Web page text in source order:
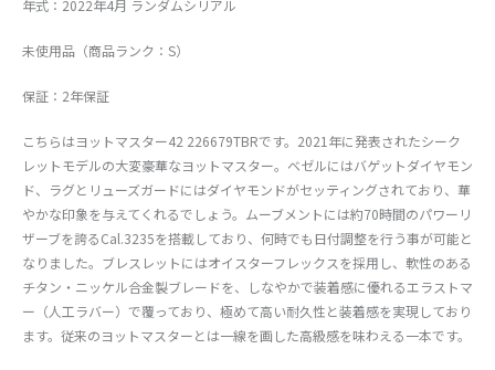
年式：2022年4月 ランダムシリアル
未使用品（商品ランク：S）
保証：2年保証
こちらはヨットマスター42 226679TBRです。2021年に発表されたシーク
レットモデルの大変豪華なヨットマスター。ベゼルにはバゲットダイヤモン
ド、ラグとリューズガードにはダイヤモンドがセッティングされており、華
やかな印象を与えてくれるでしょう。ムーブメントには約70時間のパワーリ
ザーブを誇るCal.3235を搭載しており、何時でも日付調整を行う事が可能と
なりました。ブレスレットにはオイスターフレックスを採用し、軟性のある
チタン・ニッケル合金製ブレードを、しなやかで装着感に優れるエラストマ
ー（人工ラバー）で覆っており、極めて高い耐久性と装着感を実現しており
ます。従来のヨットマスターとは一線を画した高級感を味わえる一本です。